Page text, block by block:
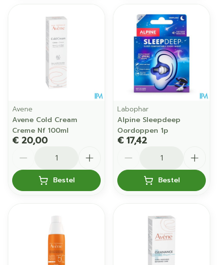
Avene
Avene Cold Cream
Creme Nf 100ml
€ 20,00
Bestel
Labophar
Alpine Sleepdeep
Oordoppen 1p
€ 17,42
Bestel